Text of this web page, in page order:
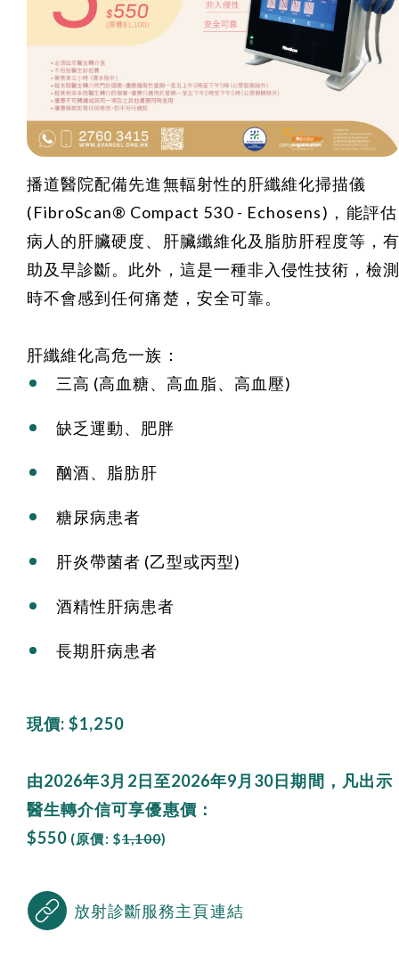
播道醫院配備先進無輻射性的肝纖維化掃描儀
(FibroScan® Compact 530 - Echosens)，能評估
病人的肝臟硬度、肝臟纖維化及脂肪肝程度等，
助及早診斷。此外，這是一種非入侵性技術，檢
時不會感到任何痛楚，安全可靠。
肝纖維化高危一族：
三高 (高血糖、高血脂、高血壓)
缺乏運動、肥胖
酗酒、脂肪肝
糖尿病患者
肝炎帶菌者 (乙型或丙型)
酒精性肝病患者
長期肝病患者
現價: $1,250
由2026年3月2日至2026年9月30日期間，凡出示
醫生轉介信可享優惠價：
$550 (原價: $1,100)
放射診斷服務主頁連結